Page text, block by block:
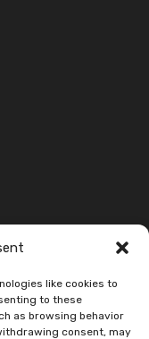
like cookies to
to these
as browsing behavior
consent, may